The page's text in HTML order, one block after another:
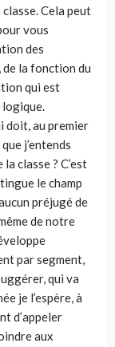
Cela peut
vous
des
de la fonction du
qui est
logique.
doit, au premier
j’entends
classe ? C’est
le champ
préjugé de
de notre
par segment,
qui va
je l’espère, à
d’appeler
aux